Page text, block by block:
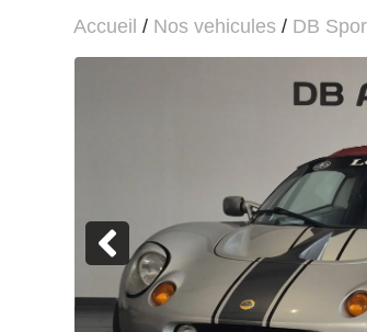
Accueil / Nos vehicules / DB